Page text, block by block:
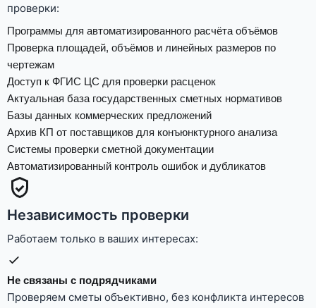
проверки:
Программы для автоматизированного расчёта объёмов
Проверка площадей, объёмов и линейных размеров по
чертежам
Доступ к ФГИС ЦС для проверки расценок
Актуальная база государственных сметных нормативов
Базы данных коммерческих предложений
Архив КП от поставщиков для конъюнктурного анализа
Системы проверки сметной документации
Автоматизированный контроль ошибок и дубликатов
Независимость проверки
Работаем только в ваших интересах:
Не связаны с подрядчиками
Проверяем сметы объективно, без конфликта интересов